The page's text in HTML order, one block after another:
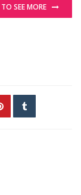
TO SEE MORE